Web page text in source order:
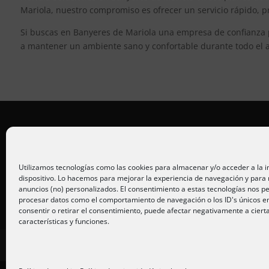
Utilizamos tecnologías como las cookies para almacenar y/o acceder a la
dispositivo. Lo hacemos para mejorar la experiencia de navegación y
anuncios (no) personalizados. El consentimiento a estas tecnologías nos
procesar datos como el comportamiento de navegación o los ID's únicos
consentir o retirar el consentimiento, puede afectar negativamente a
características y funciones.
Mariola, nuestro compromiso es ofrecer un servicio rápido,
Si buscas en Banyeres de Mariola una empresa de
a mantener un ambiente sano y confortable durante todo el
Placas solares Murcia
Placas solares San Juan